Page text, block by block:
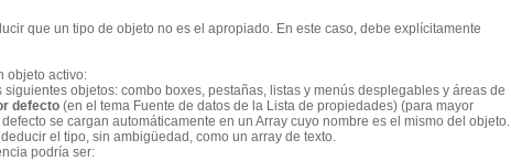
que un tipo de objeto no es el apropiado. En este caso, debe explícitamente
objeto activo:
objetos: combo boxes, pestañas, listas y menús desplegables y áreas de
defecto (en el tema Fuente de datos de la Lista de propiedades) (para mayor
se cargan automáticamente en un Array cuyo nombre es el mismo del objeto.
el tipo, sin ambigüedad, como un array de texto.
podría ser: